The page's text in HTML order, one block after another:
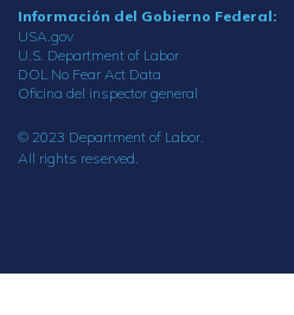
Información del Gobierno Federal:
USA.gov
U.S. Department of Labor
DOL No Fear Act Data
Oficina del inspector general
© 2023 Department of Labor.
All rights reserved.